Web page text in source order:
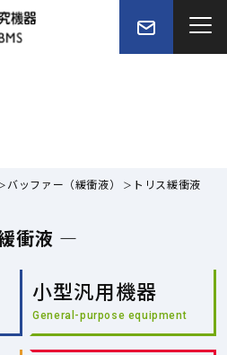
バッファー（緩衝液） トリス緩衝液
衝液 —
小型汎用機器
General-purpose equipment